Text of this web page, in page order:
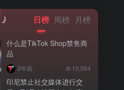
日榜 周榜 月榜
什么是TikTok Shop禁售商
品
3年前 10,564
印尼禁止社交媒体进行交